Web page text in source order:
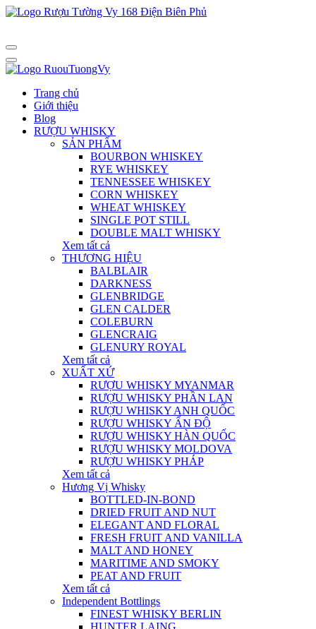
Trang chủ
Giới thiệu
Blog
RƯỢU WHISKY
SẢN PHẨM
BOURBON WHISKEY
RYE WHISKEY
TENNESSEE WHISKEY
CORN WHISKEY
WHEAT WHISKEY
SINGLE POT STILL
DOUBLE MALT WHISKY
Xem tất cả
THƯƠNG HIỆU
BALBLAIR
DARKNESS
GLENBRIDGE
GLEN CALDER
COLEBURN
GLENCRAIG
GLENURY ROYAL
Xem tất cả
XUẤT XỨ
RƯỢU WHISKY MYANMAR
RƯỢU WHISKY PHẦN LAN
RƯỢU WHISKY ANH QUỐC
RƯỢU WHISKY ẤN ĐỘ
RƯỢU WHISKY HÀN QUỐC
RƯỢU WHISKY MOLDOVA
RƯỢU WHISKY PHÁP
Xem tất cả
Hương Vị Whisky
BOTTLED-IN-BOND
DRIED FRUIT AND NUT
ELEGANT AND FLORAL
FRESH FRUIT AND VANILLA
MALT AND HONEY
MARITIME AND SMOKY
PEAT AND FRUIT
Xem tất cả
Independent Bottlings
FINEST WHISKY BERLIN
HUNTER LAING